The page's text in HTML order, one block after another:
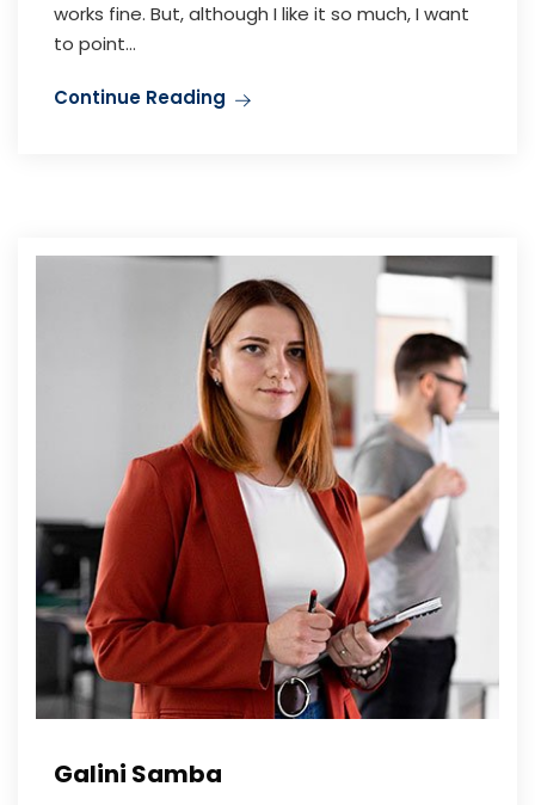
works fine. But, although I like it so much, I want
to point...
Continue Reading
Galini Samba